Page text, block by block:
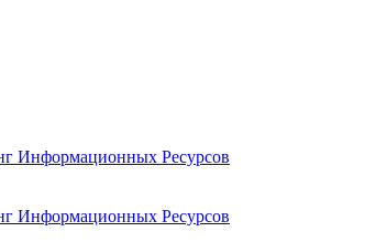
Информационных Ресурсов
Информационных Ресурсов